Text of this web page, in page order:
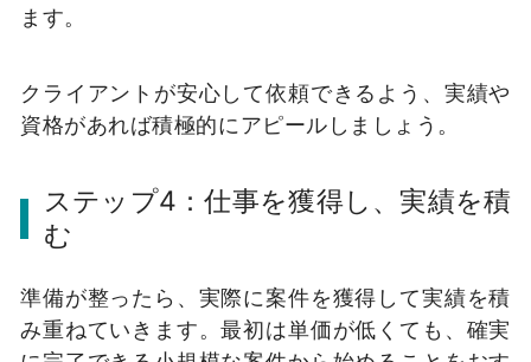
ます。
クライアントが安心して依頼できるよう、実績や
資格があれば積極的にアピールしましょう。
ステップ4：仕事を獲得し、実績を積
む
準備が整ったら、実際に案件を獲得して実績を積
み重ねていきます。最初は単価が低くても、確実